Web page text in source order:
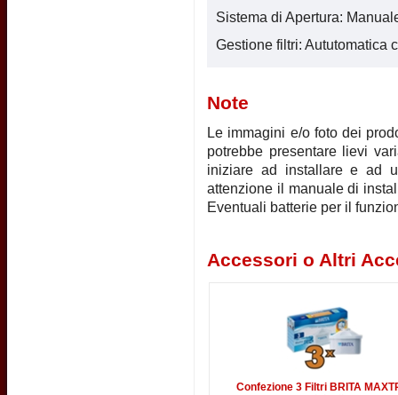
Sistema di Apertura:
Gestione filtri: Aututomatica
Note
Le immagini e/o foto dei
potrebbe presentare lievi
iniziare ad installare e ad
attenzione il manuale di
Eventuali batterie per il
Accessori o Altri
Confezione 3 Filtri BRITA